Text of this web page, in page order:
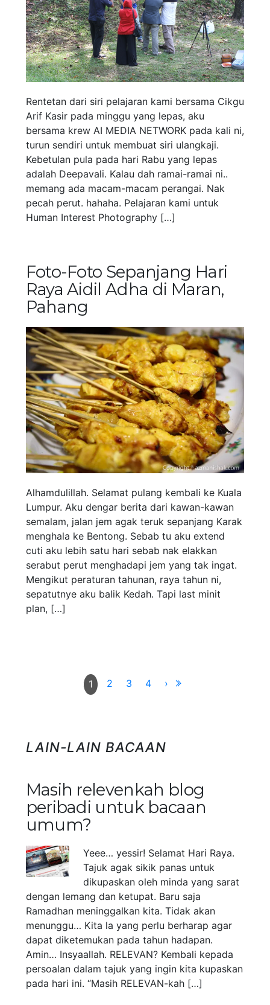
Rentetan dari siri pelajaran kami bersama Cikgu
Arif Kasir pada minggu yang lepas, aku
bersama krew AI MEDIA NETWORK pada kali ni,
turun sendiri untuk membuat siri ulangkaji.
Kebetulan pula pada hari Rabu yang lepas
adalah Deepavali. Kalau dah ramai-ramai ni..
memang ada macam-macam perangai. Nak
pecah perut. hahaha. Pelajaran kami untuk
Human Interest Photography […]
Foto-Foto Sepanjang Hari
Raya Aidil Adha di Maran,
Pahang
Alhamdulillah. Selamat pulang kembali ke Kuala
Lumpur. Aku dengar berita dari kawan-kawan
semalam, jalan jem agak teruk sepanjang Karak
menghala ke Bentong. Sebab tu aku extend
cuti aku lebih satu hari sebab nak elakkan
serabut perut menghadapi jem yang tak ingat.
Mengikut peraturan tahunan, raya tahun ni,
sepatutnye aku balik Kedah. Tapi last minit
plan, […]
1 2 3 4 ›
LAIN-LAIN BACAAN
Masih relevenkah blog
peribadi untuk bacaan
umum?
Yeee… yessir! Selamat Hari Raya.
Tajuk agak sikik panas untuk
dikupaskan oleh minda yang sarat
dengan lemang dan ketupat. Baru saja
Ramadhan meninggalkan kita. Tidak akan
menunggu… Kita la yang perlu berharap agar
dapat diketemukan pada tahun hadapan.
Amin… Insyaallah. RELEVAN? Kembali kepada
persoalan dalam tajuk yang ingin kita kupaskan
pada hari ini. “Masih RELEVAN-kah […]